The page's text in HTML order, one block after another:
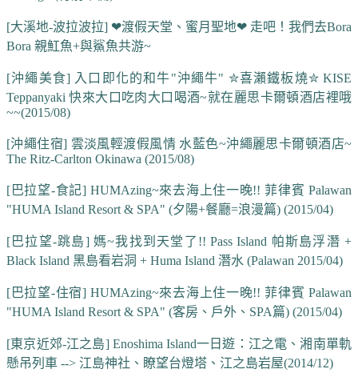
[大溪地-波拉波拉] ❤渡假天堂、蜜月聖地❤ 走吧！我們去Bora
Bora 親魟魚+與鯊魚共游~
[沖繩美食] 入口即化的和牛"沖繩牛" ✮喜瀨鐵板燒✮ KISE
Teppanyaki 快來大口吃肉大口喝酒~就在麗思卡爾頓酒店裡哦
~~(2015/08)
[沖繩住宿] 雲淡風輕渡假風情 水藍色~沖繩麗思卡爾頓酒店~
The Ritz-Carlton Okinawa (2015/08)
[巴拉望-食記] HUMAzing~來去海上住一晚!! 菲律賓 Palawan
"HUMA Island Resort & SPA" (夕陽+餐廳=浪漫篇) (2015/04)
[巴拉望-跳島] 媽~我找到天堂了!! Pass Island 帕斯島浮潛 +
Black Island 黑島看岩洞 + Huma Island 潛水 (Palawan 2015/04)
[巴拉望-住宿] HUMAzing~來去海上住一晚!! 菲律賓 Palawan
"HUMA Island Resort & SPA" (客房、戶外、SPA篇) (2015/04)
[東京近郊-江之島] Enoshima Island一日遊：江之電、湘南單軌
懸吊列車 --> 江島神社、瞭望台燈塔、江之島岩屋(2014/12)